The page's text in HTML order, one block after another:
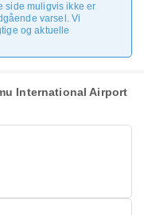
side muligvis ikke er
varsel. Vi
og aktuelle
International Airport